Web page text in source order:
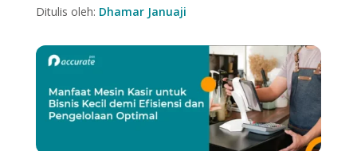
Ditulis oleh: Dhamar Januaji